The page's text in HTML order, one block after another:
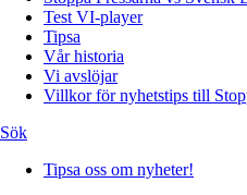
Test VI-player
Tipsa
Vår historia
Vi avslöjar
Villkor för nyhetstips till
Sök
Tipsa oss om nyheter!